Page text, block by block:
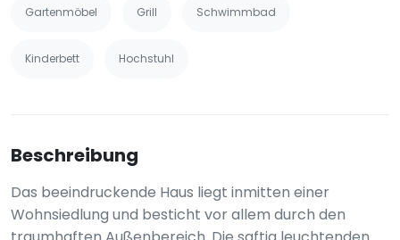
Gartenmöbel Grill Schwimmbad
Kinderbett Hochstuhl
Beschreibung
Das beeindruckende Haus liegt inmitten einer
Wohnsiedlung und besticht vor allem durch den